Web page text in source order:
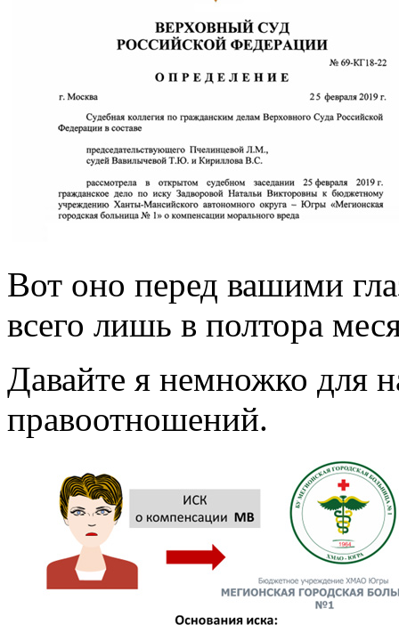
Вот оно перед вашими
всего лишь в полтора
Давайте я немножко для
правоотношений.